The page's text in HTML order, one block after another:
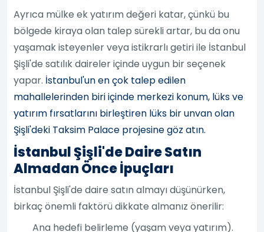
Ayrıca mülke ek yatırım değeri katar, çünkü bu
bölgede kiraya olan talep sürekli artar, bu da onu
yaşamak isteyenler veya istikrarlı getiri ile İstanbul
Şişli'de satılık daireler içinde uygun bir seçenek
yapar. İstanbul'un en çok talep edilen
mahallelerinden biri içinde merkezi konum, lüks ve
yatırım fırsatlarını birleştiren lüks bir unvan olan
Şişli'deki Taksim Palace projesine göz atın.
İstanbul Şişli'de Daire Satın
Almadan Önce İpuçları
İstanbul Şişli'de daire satın almayı düşünürken,
birkaç önemli faktörü dikkate almanız önerilir:
Ana hedefi belirleme (yaşam veya yatırım).